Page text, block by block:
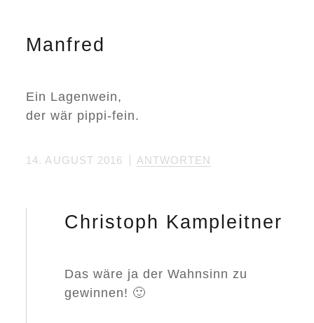
Manfred
Ein Lagenwein,
der wär pippi-fein.
14. AUGUST 2016 ANTWORTEN
Christoph Kampleitner
Das wäre ja der Wahnsinn zu
gewinnen! 🙂